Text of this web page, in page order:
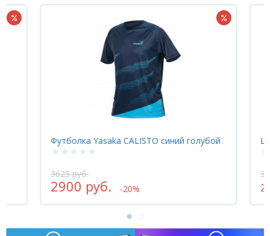
Футболка Yasaka CALISTO синий голубой
3625 руб.
2900 руб. -20%